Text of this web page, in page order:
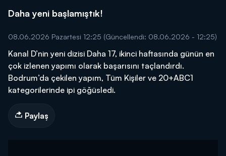
Daha yeni başlamıştık!
08.06.2026 Pazartesi 12:25 (Güncellendi: 08.06.2026 - 12:25)
Kanal D’nin yeni dizisi Daha 17, ikinci haftasında günün en
çok izlenen yapımı olarak başarısını taçlandırdı.
Bodrum’da çekilen yapım, Tüm Kişiler ve 20+ABC1
kategorilerinde ipi göğüsledi.
Paylaş